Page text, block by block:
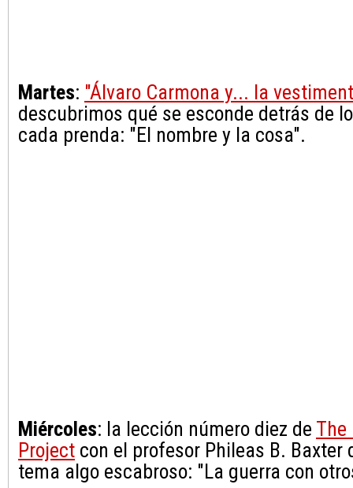
Martes: "Álvaro Carmona y... la
descubrimos qué se esconde detrás de
cada prenda: "El nombre y la cosa".
Miércoles: la lección número diez de The
Project con el profesor Phileas B. Baxter
tema algo escabroso: "La guerra con